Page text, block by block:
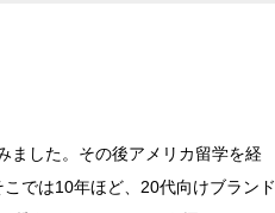
ました。その後アメリカ留学を経
では10年ほど、20代向けブランド